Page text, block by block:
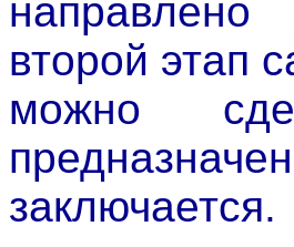
второй этап
можно
заключается.